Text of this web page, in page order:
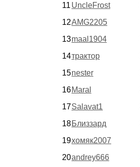
11 UncleFrost
12AMG2205
13maal1904
14трактор
15nester
16Maral
17Salavat1
18Близзард
19хомяк2007
20andrey666